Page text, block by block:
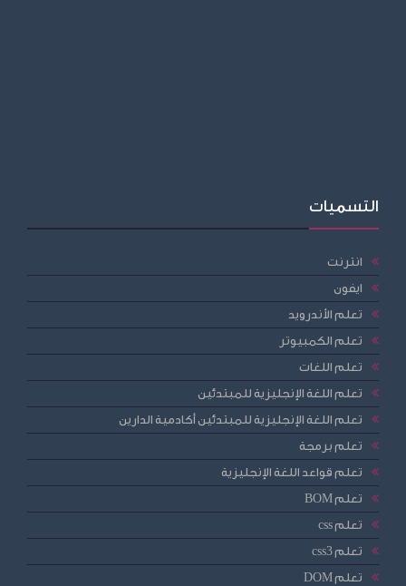
التسميات
انترنت
ايفون
تعلم الأندرويد
تعلم الكمبيوتر
تعلم اللغات
تعلم اللغة الإنجليزية للمبتدئين
تعلم اللغة الإنجليزية للمبتدئين أكادمية الدارين
تعلم برمجة
تعلم قواعد اللغة الإنجليزية
تعلم BOM
تعلم css
تعلم css3
تعلم DOM